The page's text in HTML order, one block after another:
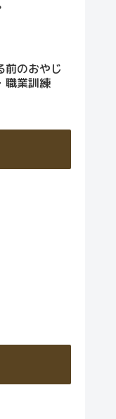
前のおやじ
職業訓練